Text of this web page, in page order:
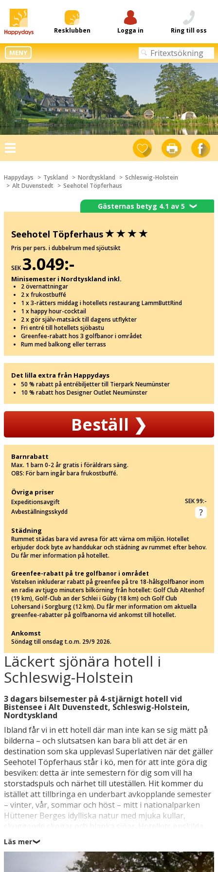
Resklubben Logga in Ring till oss
MENY
Toggle
navigation
Happydays Tyskland Nordtyskland
Schleswig-Holstein
Alt Duvenstedt
Seehotel Töpferhaus
Läckert sjönära hotell i
Schleswig-Holstein
3 dagars bilsemester på 4-stjärnigt hotell vid
Bistensee i Alt Duvenstedt, Schleswig-Holstein,
Nordtyskland
Ibland får vi in ett hotell där man inte kan se sig mätt på
bilderna – och slutsatsen kan bara bli att det är en
destination som ska upplevas! Superlativen när det gäller
Seehotel Töpferhaus står i kö, men för att inte göra dig
besviken: detta är inte semestern för dig som vill ha
storstadspuls och närhet till uteställen. Hit kommer du
istället att tillbringa en underbart avkopplande semester
– vinter, vår, sommar och höst – mitt i nationalparken
Hüttener Berges idylliska natur med mjuka kullar,
skuggande skogar och blanka sjöar. Hotellets enskilda
läge vid den idylliska Bistensee, den mysiga atmosfären
både inne och ute, den sprakande öppna spisen,
klassiskt kökshantverk samt närheten till Eckernförde
(17 km), Gottorp Slott (22 km) och Schleswig (23 km)
Läs mer❯
Gästernas betyg 4.1 av 5❯
Seehotel Töpferhaus
Pris per pers. i dubbelrum med sjöutsikt
SEK 3.049:-
Minisemester i Nordtyskland inkl.
2 övernattningar
2 x frukostbuffé
1 x 3-rätters middag i hotellets restaurang LammButtRind
1 x happy hour-cocktail
2 x gör själv-matsäck till dagens utflykter
Fri entré till hotellets sjöbastu
Greenfee-rabatt hos 3 golfbanor i området
Rum med balkong eller terrass
Det lilla extra från Happydays
50 % rabatt på entrébiljetter till Tierpark Neumünster
10 % rabatt hos Designer Outlet Neumünster
Beställ❯
Barnrabatt
Max. 1 barn 0-2 år gratis i föräldrars säng.
OBS: För barn ingår bara frukostbuffé.
Övriga priser
Expeditionsavgift
SEK 99:-
Avbeställningsskydd
Städning
Rummet städas bara vid avresa för att värna om miljön. Hotellet
erbjuder dock byte av handdukar och städning av rummet efter behov.
Du får mer information på hotellet.
Greenfee-rabatt på tre golfbanor i området
Vistelsen inkluderar rabatt på greenfee på tre 18-hålsgolfbanor inom
en radie av tjugo minuters bilkörning från hotellet: Golf Club Altenhof
(19 km), Golf-Club an der Schlei i Güby (18 km) och Golf Club
Lohersand i Sorgburg (12 km). Du får mer information om aktuella
greenfee-rabatter på golfbanorna vid ankomst till hotellet.
Ankomst
Söndag till onsdag t.o.m. 29/9 2026.